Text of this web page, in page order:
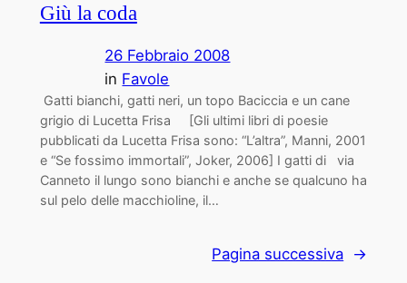
Giù la coda
26 Febbraio 2008
in Favole
Gatti bianchi, gatti neri, un topo Baciccia e un cane
grigio di Lucetta Frisa [Gli ultimi libri di poesie
pubblicati da Lucetta Frisa sono: “L’altra”, Manni, 2001
e “Se fossimo immortali”, Joker, 2006] I gatti di via
Canneto il lungo sono bianchi e anche se qualcuno ha
sul pelo delle macchioline, il…
Pagina successiva →